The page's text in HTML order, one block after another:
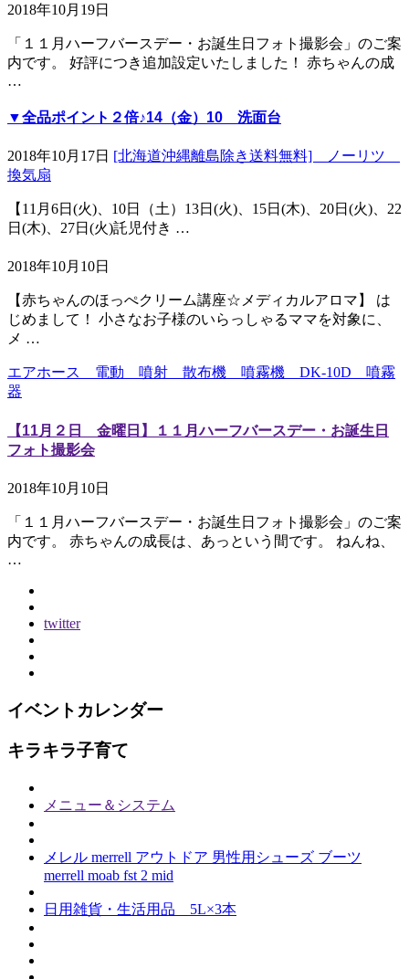
2018年10月19日
「１１月ハーフバースデー・お誕生日フォト撮影会」のご案
内です。 好評につき追加設定いたしました！ 赤ちゃんの成
…
▼全品ポイント２倍♪14（金）10 洗面台
2018年10月17日 [北海道沖縄離島除き送料無料] ノーリツ
換気扇
【11月6日(火)、10日（土）13日(火)、15日(木)、20日(火)、22
日(木)、27日(火)託児付き …
2018年10月10日
【赤ちゃんのほっぺクリーム講座☆メディカルアロマ】 は
じめまして！ 小さなお子様のいらっしゃるママを対象に、
メ …
エアホース 電動 噴射 散布機 噴霧機 DK-10D 噴霧
器
【11月２日 金曜日】１１月ハーフバースデー・お誕生日
フォト撮影会
2018年10月10日
「１１月ハーフバースデー・お誕生日フォト撮影会」のご案
内です。 赤ちゃんの成長は、あっという間です。 ねんね、
…
twitter
イベントカレンダー
キラキラ子育て
メニュー＆システム
メレル merrell アウトドア 男性用シューズ ブーツ
merrell moab fst 2 mid
日用雑貨・生活用品 5L×3本